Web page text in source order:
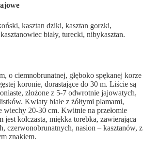
kasztan dziki, kasztan gorzki,
biały, turecki, nibykasztan.
o ciemnobrunatnej, głęboko spękanej korze
koronie, dorastające do 30 m. Liście są
złożone z 5-7 odwrotnie jajowatych,
Kwiaty białe z żółtymi plamami,
wiechy 20-30 cm. Kwitnie na przełomie
jest kolczasta, miękka torebka, zawierająca
czerwonobrunatnych, nasion – kasztanów, z
znakiem.